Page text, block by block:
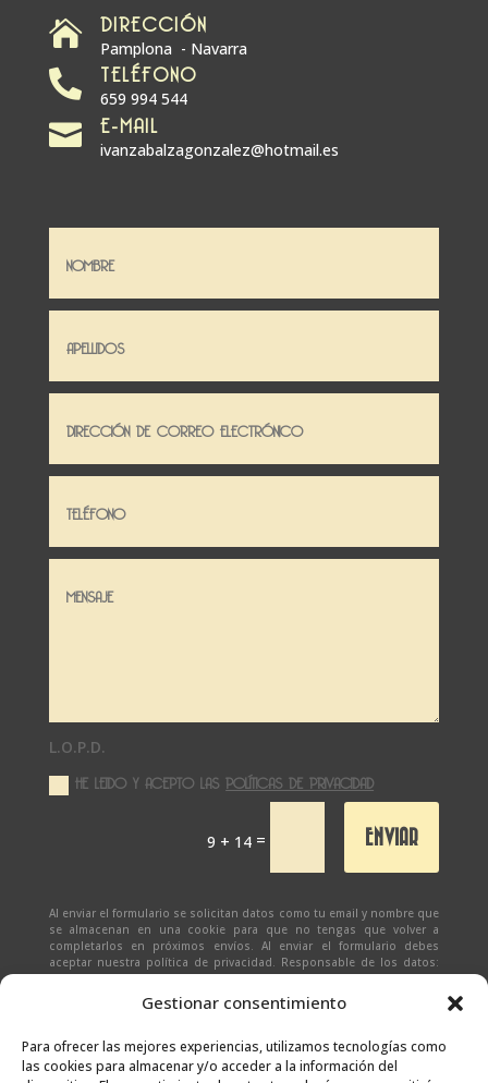
Gestionar consentimiento
Para ofrecer las mejores experiencias, utilizamos tecnologías como
las cookies para almacenar y/o acceder a la información del
 DIRECCIÓN
Pamplona - Navarra
 TELÉFONO
659 994 544
 E-MAIL
ivanzabalzagonzalez@hotmail.es
L.O.P.D.
HE LEIDO Y ACEPTO LASPOLÍTICAS DE PRIVACIDAD
9 + 14 = ENVIAR
Al enviar el formulario se solicitan datos como tu email y nombre que
se almacenan en una cookie para que no tengas que volver a
completarlos en próximos envíos. Al enviar el formulario debes
aceptar nuestra política de privacidad. Responsable de los datos:
Ivan Zabalza | Finalidad: responder a solicitudes del formulario |
Legitimación: Tu consentimiento expreso | Destinatario:
(datos almacenados sólo en cliente email) | Derechos: Tienes
y olvido de tus datos.